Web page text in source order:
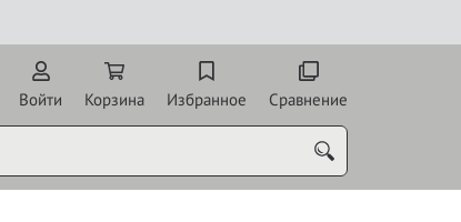
Войти Корзина Избранное Сравнение